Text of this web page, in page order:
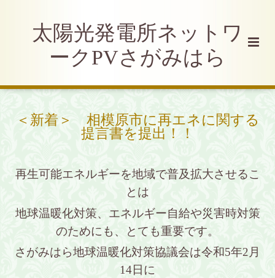
太陽光発電所ネットワ
ークPVさがみはら
＜新着＞ 相模原市に再エネに関する
提言書を提出！！
再生可能エネルギーを地域で普及拡大させるこ
とは
地球温暖化対策、エネルギー自給や災害時対策
のためにも、
とても重要です。
さがみはら地球温暖化対策協議会は令和5年2月
14日に